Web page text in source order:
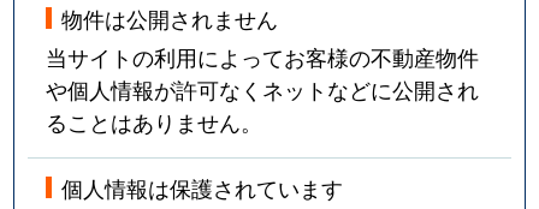
物件は公開されません
当サイトの利用によってお客様の不動産物件
や個人情報が許可なくネットなどに公開され
ることはありません。
個人情報は保護されています